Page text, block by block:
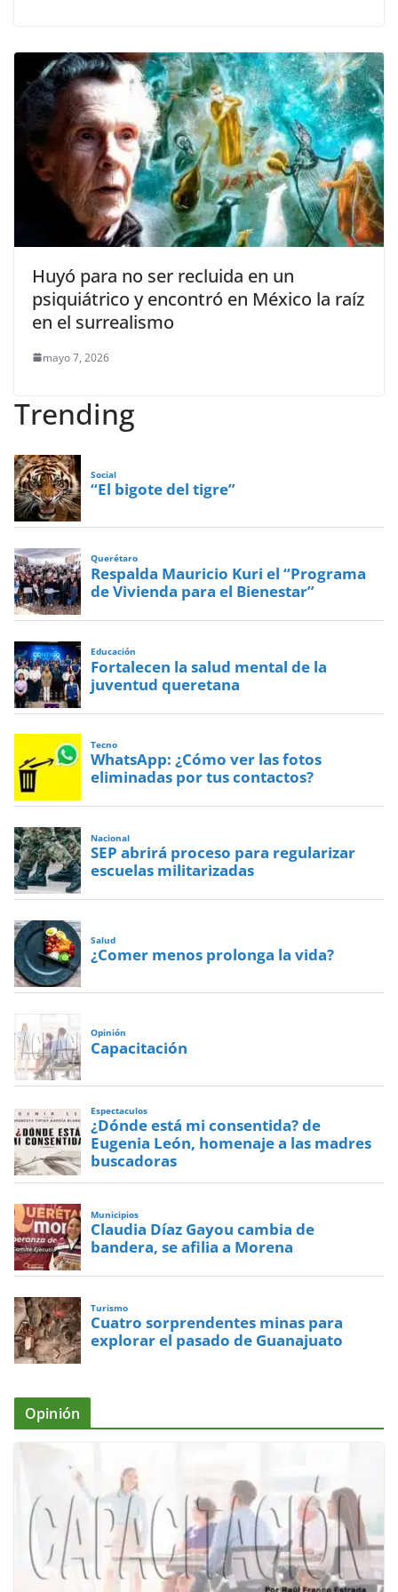
Huyó para no ser recluida en un
psiquiátrico y encontró en México la raíz
en el surrealismo
mayo 7, 2026
Trending
Social
“El bigote del tigre”
Querétaro
Respalda Mauricio Kuri el “Programa
de Vivienda para el Bienestar”
Educación
Fortalecen la salud mental de la
juventud queretana
Tecno
WhatsApp: ¿Cómo ver las fotos
eliminadas por tus contactos?
Nacional
SEP abrirá proceso para regularizar
escuelas militarizadas
Salud
¿Comer menos prolonga la vida?
Opinión
Capacitación
Espectaculos
¿Dónde está mi consentida? de
Eugenia León, homenaje a las madres
buscadoras
Municipios
Claudia Díaz Gayou cambia de
bandera, se afilia a Morena
Turismo
Cuatro sorprendentes minas para
explorar el pasado de Guanajuato
Opinión